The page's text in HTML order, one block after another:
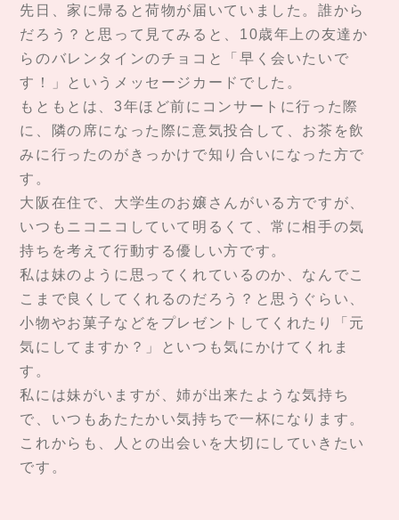
先日、家に帰ると荷物が届いていました。誰から
だろう？と思って見てみると、10歳年上の友達か
らのバレンタインのチョコと「早く会いたいで
す！」というメッセージカードでした。
もともとは、3年ほど前にコンサートに行った際
に、隣の席になった際に意気投合して、お茶を飲
みに行ったのがきっかけで知り合いになった方で
す。
大阪在住で、大学生のお嬢さんがいる方ですが、
いつもニコニコしていて明るくて、常に相手の気
持ちを考えて行動する優しい方です。
私は妹のように思ってくれているのか、なんでこ
こまで良くしてくれるのだろう？と思うぐらい、
小物やお菓子などをプレゼントしてくれたり「元
気にしてますか？」といつも気にかけてくれま
す。
私には妹がいますが、姉が出来たような気持ち
で、いつもあたたかい気持ちで一杯になります。
これからも、人との出会いを大切にしていきたい
です。